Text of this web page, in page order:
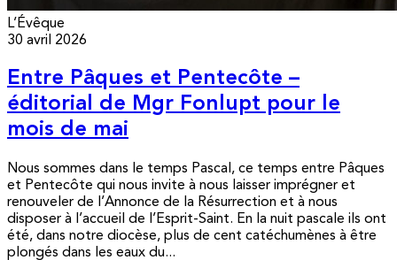
L’Évêque
30 avril 2026
Entre Pâques et Pentecôte –
éditorial de Mgr Fonlupt pour le
mois de mai
Nous sommes dans le temps Pascal, ce temps entre Pâques
et Pentecôte qui nous invite à nous laisser imprégner et
renouveler de l’Annonce de la Résurrection et à nous
disposer à l’accueil de l’Esprit-Saint. En la nuit pascale ils ont
été, dans notre diocèse, plus de cent catéchumènes à être
plongés dans les eaux du...